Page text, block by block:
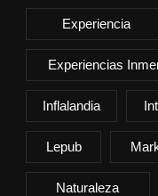
Experiencia
Experiencias
Inflalandia
Lepub
Naturaleza